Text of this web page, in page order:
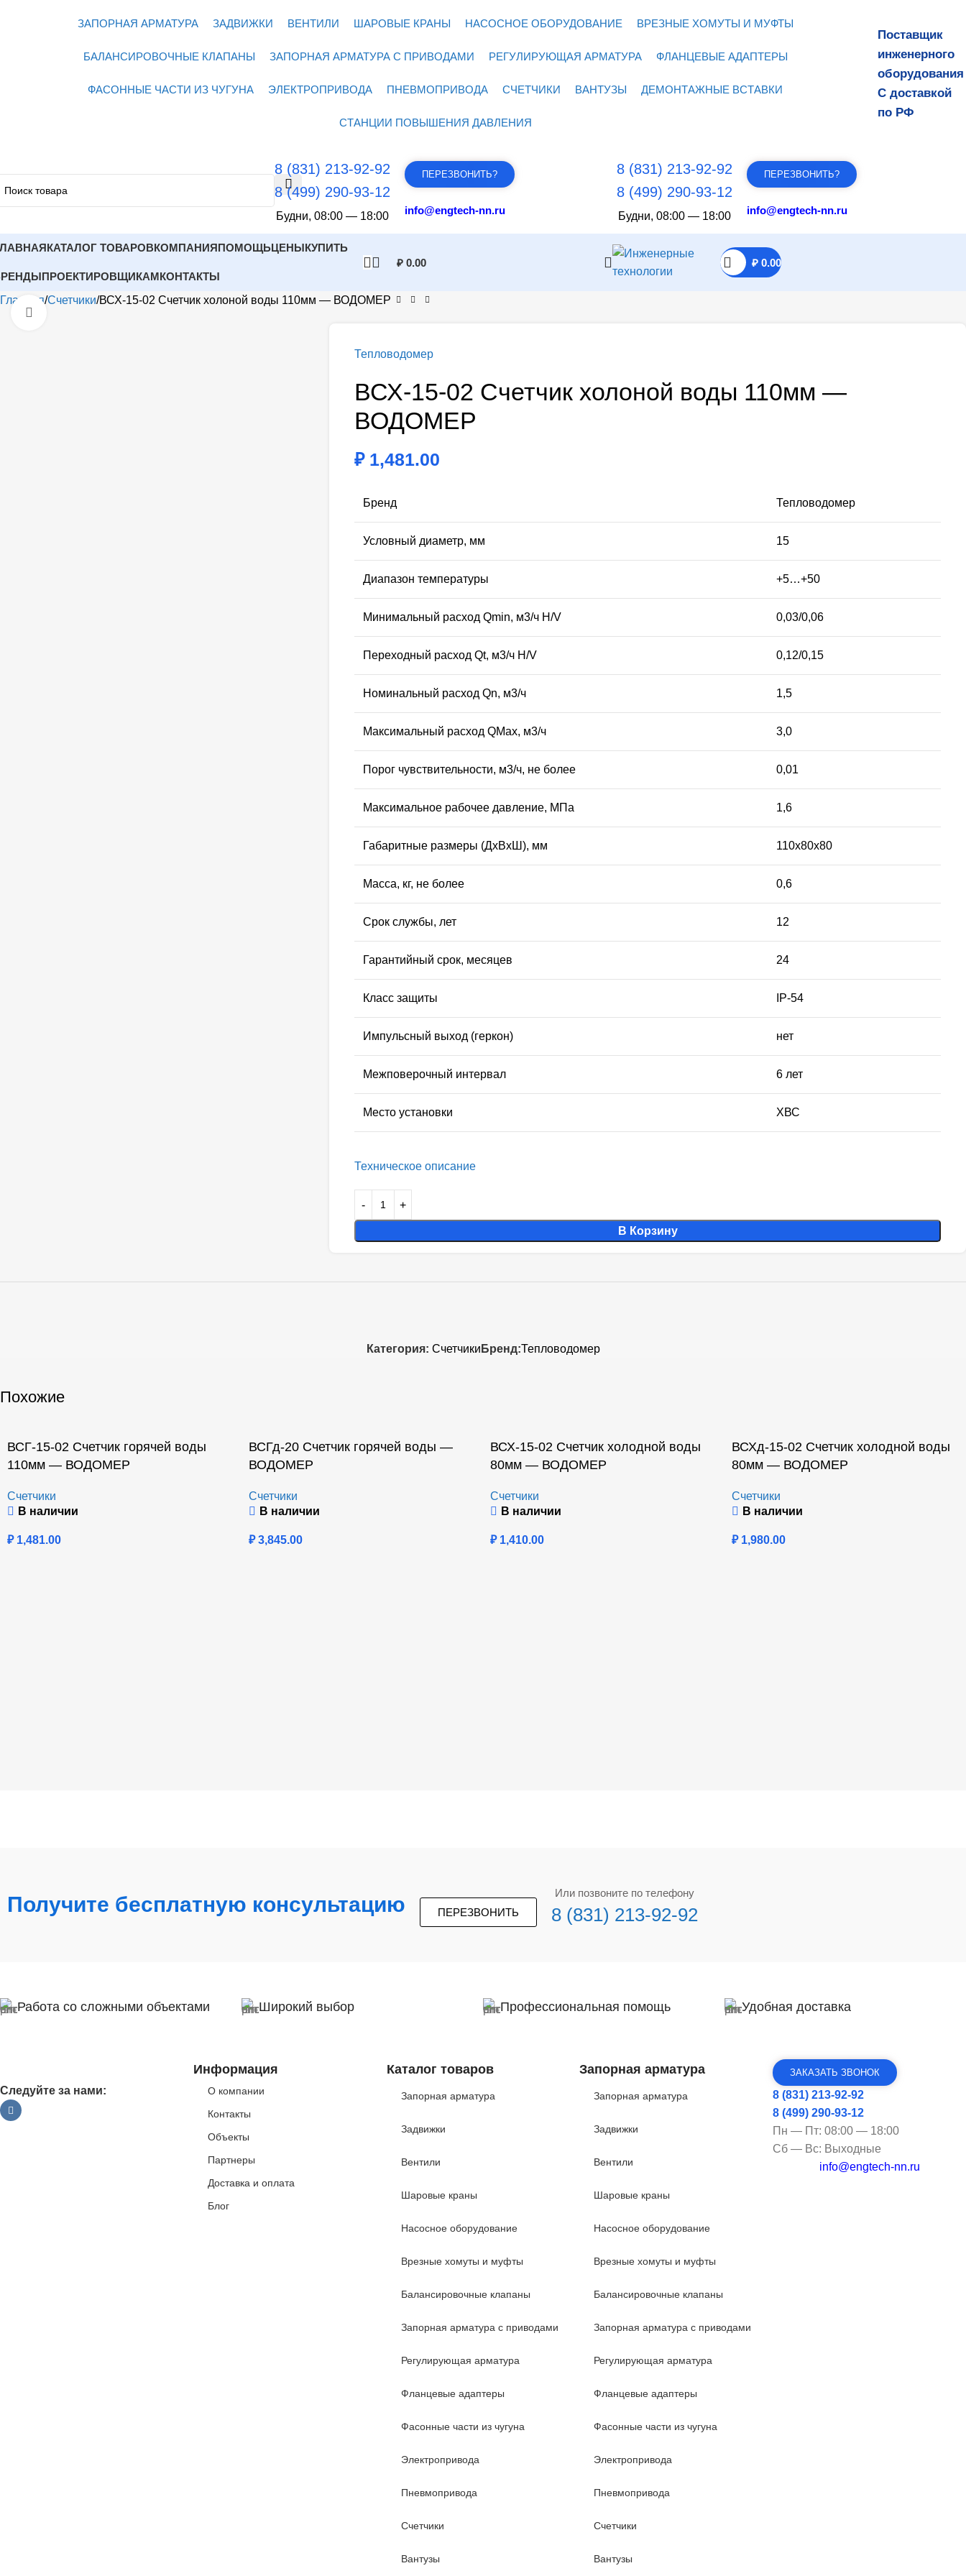
ЗАПОРНАЯ АРМАТУРА ЗАДВИЖКИ ВЕНТИЛИ ШАРОВЫЕ КРАНЫ НАСОСНОЕ ОБОРУДОВАНИЕ ВРЕЗНЫЕ ХОМУТЫ И МУФТЫ
БАЛАНСИРОВОЧНЫЕ КЛАПАНЫ ЗАПОРНАЯ АРМАТУРА С ПРИВОДАМИ РЕГУЛИРУЮЩАЯ АРМАТУРА ФЛАНЦЕВЫЕ АДАПТЕРЫ
ФАСОННЫЕ ЧАСТИ ИЗ ЧУГУНА ЭЛЕКТРОПРИВОДА ПНЕВМОПРИВОДА СЧЕТЧИКИ ВАНТУЗЫ ДЕМОНТАЖНЫЕ ВСТАВКИ
СТАНЦИИ ПОВЫШЕНИЯ ДАВЛЕНИЯ
Поставщик
инженерного
оборудования
С доставкой
по РФ
8 (831) 213-92-92
8 (499) 290-93-12
Будни, 08:00 — 18:00
ПЕРЕЗВОНИТЬ?
info@engtech-nn.ru
8 (831) 213-92-92
8 (499) 290-93-12
Будни, 08:00 — 18:00
ПЕРЕЗВОНИТЬ?
info@engtech-nn.ru
КАТАЛОГ ТОВАРОВКОМПАНИЯПОМОЩЬЦЕНЫКУПИТЬ
ПРОЕКТИРОВЩИКАМКОНТАКТЫ
₽0.00 ₽0.00
Главная Счетчики ВСХ-15-02 Счетчик холоной воды 110мм — ВОДОМЕР
Тепловодомер
ВСХ-15-02 Счетчик холоной воды 110мм —
ВОДОМЕР
₽1,481.00
Бренд Тепловодомер
Условный диаметр, мм 15
Диапазон температуры +5…+50
Минимальный расход Qmin, м3/ч H/V 0,03/0,06
Переходный расход Qt, м3/ч H/V 0,12/0,15
Номинальный расход Qn, м3/ч 1,5
Максимальный расход QMax, м3/ч 3,0
Порог чувствительности, м3/ч, не более 0,01
Максимальное рабочее давление, МПа 1,6
Габаритные размеры (ДхВхШ), мм 110х80х80
Масса, кг, не более 0,6
Срок службы, лет 12
Гарантийный срок, месяцев 24
Класс защиты IP-54
Импульсный выход (геркон) нет
Межповерочный интервал 6 лет
Место установки ХВС
Техническое описание
В Корзину
Категория: Счетчики Бренд:Тепловодомер
Похожие
ВСГ-15-02 Счетчик горячей воды
110мм — ВОДОМЕР
Счетчики
В наличии
₽1,481.00
ВСГд-20 Счетчик горячей воды —
ВОДОМЕР
Счетчики
В наличии
₽3,845.00
ВСХ-15-02 Счетчик холодной воды
80мм — ВОДОМЕР
Счетчики
В наличии
₽1,410.00
ВСХд-15-02 Счетчик холодной воды
80мм — ВОДОМЕР
Счетчики
В наличии
₽1,980.00
Получите бесплатную консультацию ПЕРЕЗВОНИТЬ
Или позвоните по телефону
8 (831) 213-92-92
Работа со сложными объектами Широкий выбор Профессиональная помощь Удобная доставка
Следуйте за нами:
Информация
О компании
Контакты
Объекты
Партнеры
Доставка и оплата
Блог
Каталог товаров
Запорная арматура
Задвижки
Вентили
Шаровые краны
Насосное оборудование
Врезные хомуты и муфты
Балансировочные клапаны
Запорная арматура с приводами
Регулирующая арматура
Фланцевые адаптеры
Фасонные части из чугуна
Электропривода
Пневмопривода
Счетчики
Вантузы
Запорная арматура
Запорная арматура
Задвижки
Вентили
Шаровые краны
Насосное оборудование
Врезные хомуты и муфты
Балансировочные клапаны
Запорная арматура с приводами
Регулирующая арматура
Фланцевые адаптеры
Фасонные части из чугуна
Электропривода
Пневмопривода
Счетчики
Вантузы
ЗАКАЗАТЬ ЗВОНОК
8 (831) 213-92-92
8 (499) 290-93-12
Пн — Пт: 08:00 — 18:00
Сб — Вс: Выходные
info@engtech-nn.ru